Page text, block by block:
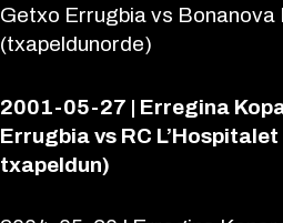
Getxo Errugbia vs Bonanova
(txapeldunorde)
2001-05-27 | Erregina
Errugbia vs RC
txapeldun)